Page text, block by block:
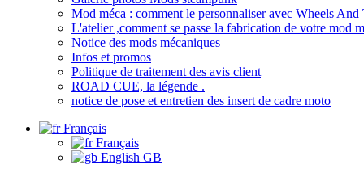
Mod méca : comment le personnaliser avec Wheels And
L'atelier ,comment se passe la fabrication de votre mod
Notice des mods mécaniques
Infos et promos
Politique de traitement des avis client
ROAD CUE, la légende .
notice de pose et entretien des insert de cadre moto
Français
Français
English GB